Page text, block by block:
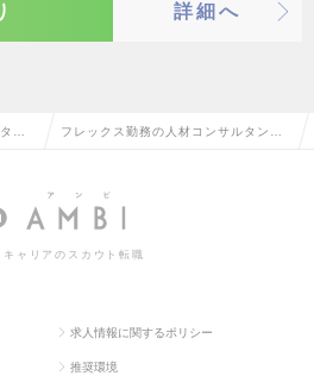
詳細へ
ン フレックス勤務の人材コンサルタン
報一覧
キャリアのスカウト転職
求人情報に関するポリシー
推奨環境